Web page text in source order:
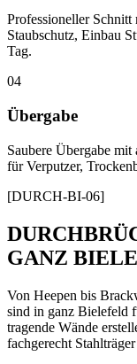
Professioneller
Staubschutz, Einbau
Tag.
04
Übergabe
Saubere Übergabe
für Verputzer,
[DURCH-BI-06]
GANZ
Von Heepen bis
sind in ganz Bielefeld
tragende Wände
fachgerecht